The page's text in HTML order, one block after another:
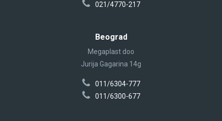
021/4770-217
Beograd
Megaplast doo
Jurija Gagarina 14g
011/6304-777
011/6300-677